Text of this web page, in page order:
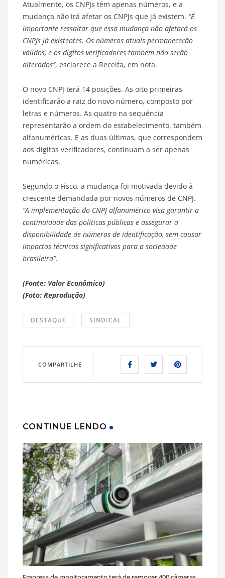
Atualmente, os CNPJs têm apenas números, e a
mudança não irá afetar os CNPJs que já existem. “É
importante ressaltar que essa mudança não afetará os
CNPJs já existentes. Os números atuais permanecerão
válidos, e os dígitos verificadores também não serão
alterados”, esclarece a Receita, em nota.
O novo CNPJ terá 14 posições. As oito primeiras
identificarão a raiz do novo número, composto por
letras e números. As quatro na sequência
representarão a ordem do estabelecimento, também
alfanuméricas. E as duas últimas, que correspondem
aos dígitos verificadores, continuam a ser apenas
numéricas.
Segundo o Fisco, a mudança foi motivada devido à
crescente demandada por novos números de CNPJ.
“A implementação do CNPJ alfanumérico visa garantir a
continuidade das políticas públicas e assegurar a
disponibilidade de números de identificação, sem causar
impactos técnicos significativos para a sociedade
brasileira”.
(Fonte: Valor Econômico)
(Foto: Reprodução)
DESTAQUE SINDICAL
COMPARTILHE
CONTINUE LENDO